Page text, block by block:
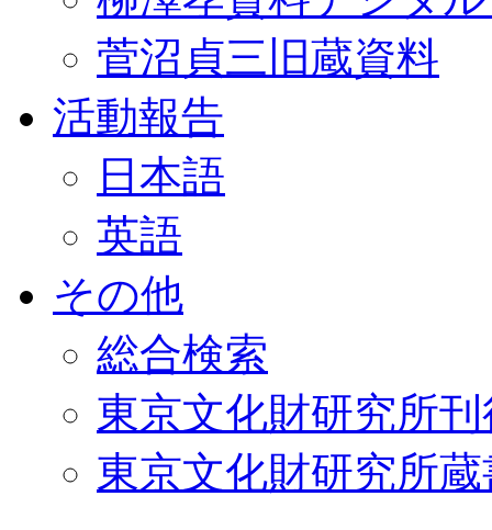
菅沼貞三旧蔵資料
活動報告
日本語
英語
その他
総合検索
東京文化財研究所
東京文化財研究所